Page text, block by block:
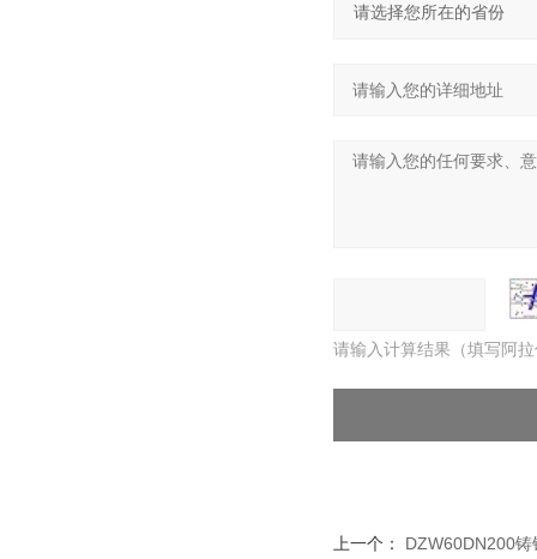
请输入计算结果（填写阿
上一个： DZW60DN200